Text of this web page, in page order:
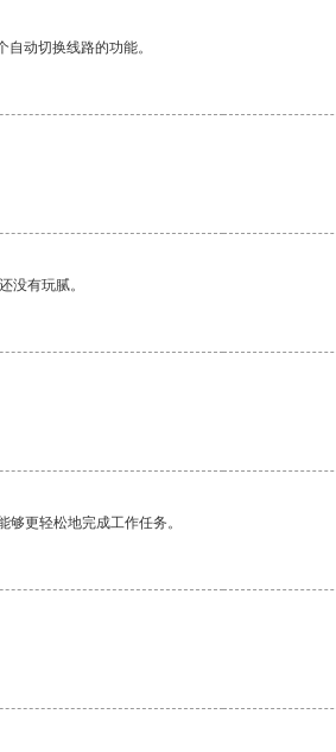
动切换线路的功能。
没有玩腻。
更轻松地完成工作任务。